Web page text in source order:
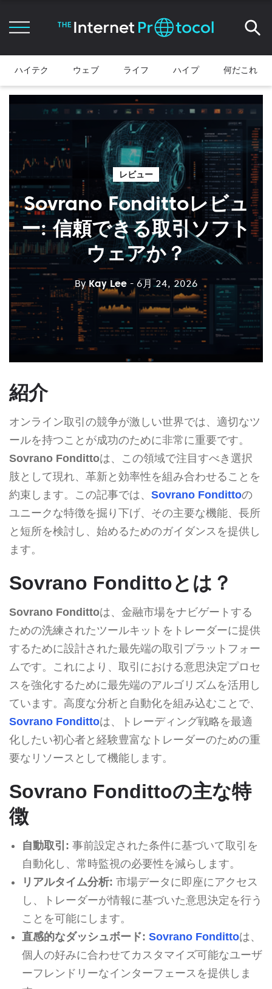
ハイテク ウェブ ライフ ハイプ 何だこれ
レビュー
Sovrano Fondittoレビュ
ー: 信頼できる取引ソフト
ウェアか？
ByKay Lee - 6月 24, 2026
紹介
オンライン取引の競争が激しい世界では、適切なツ
ールを持つことが成功のために非常に重要です。
Sovrano Fondittoは、この領域で注目すべき選択
肢として現れ、革新と効率性を組み合わせることを
約束します。この記事では、 Sovrano Fondittoの
ユニークな特徴を掘り下げ、その主要な機能、長所
と短所を検討し、始めるためのガイダンスを提供し
ます。
Sovrano Fondittoとは？
Sovrano Fondittoは、金融市場をナビゲートする
ための洗練されたツールキットをトレーダーに提供
するために設計された最先端の取引プラットフォー
ムです。これにより、取引における意思決定プロセ
スを強化するために最先端のアルゴリズムを活用し
ています。高度な分析と自動化を組み込むことで、
Sovrano Fondittoは、トレーディング戦略を最適
化したい初心者と経験豊富なトレーダーのための重
要なリソースとして機能します。
Sovrano Fondittoの主な特
徴
自動取引: 事前設定された条件に基づいて取引を
自動化し、常時監視の必要性を減らします。
リアルタイム分析: 市場データに即座にアクセス
し、トレーダーが情報に基づいた意思決定を行う
ことを可能にします。
直感的なダッシュボード: Sovrano Fondittoは、
個人の好みに合わせてカスタマイズ可能なユーザ
ーフレンドリーなインターフェースを提供しま